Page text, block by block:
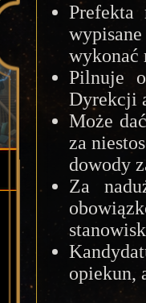
Prefekta
wykonać
Pilnuje
Dyrekcji
Może
za
dowody
Za
opiekun,